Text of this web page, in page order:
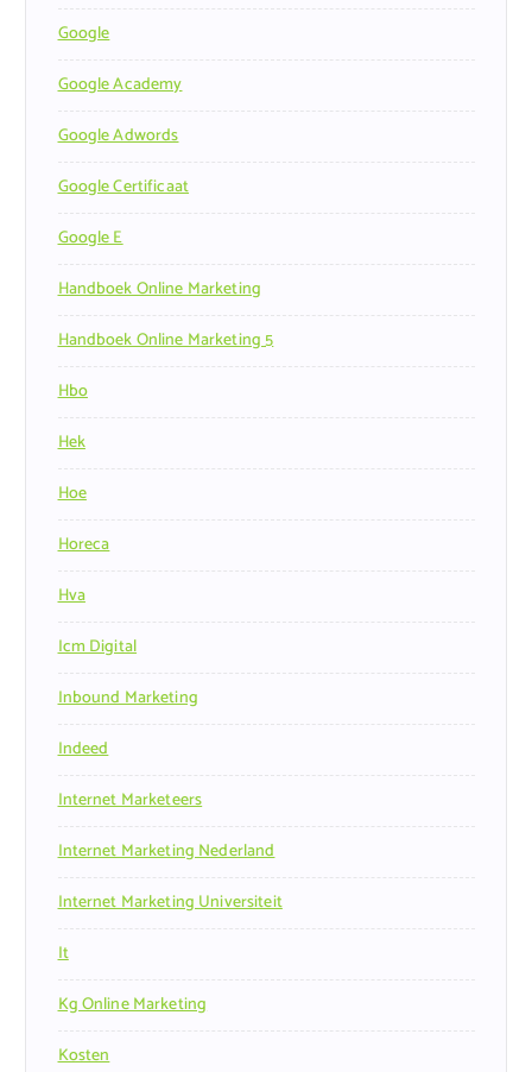
Google
Google Academy
Google Adwords
Google Certificaat
Google E
Handboek Online Marketing
Handboek Online Marketing 5
Hbo
Hek
Hoe
Horeca
Hva
Icm Digital
Inbound Marketing
Indeed
Internet Marketeers
Internet Marketing Nederland
Internet Marketing Universiteit
It
Kg Online Marketing
Kosten